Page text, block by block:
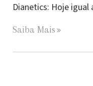
Dianetics: Hoje igual
Saiba Mais